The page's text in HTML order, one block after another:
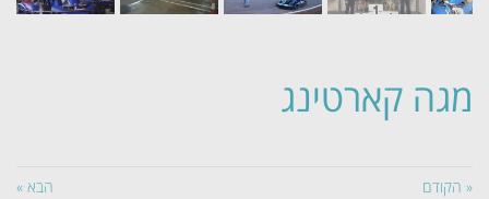
מגה קארטינג
« הקודם הבא »